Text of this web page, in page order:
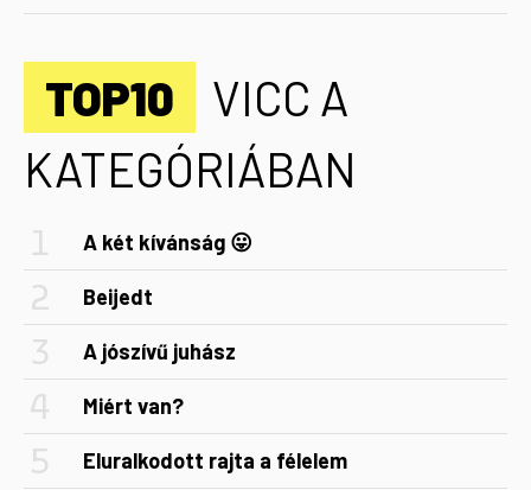
TOP10
VICC A
KATEGÓRIÁBAN
A két kívánság 😛
Beijedt
A jószívű juhász
Miért van?
Eluralkodott rajta a félelem